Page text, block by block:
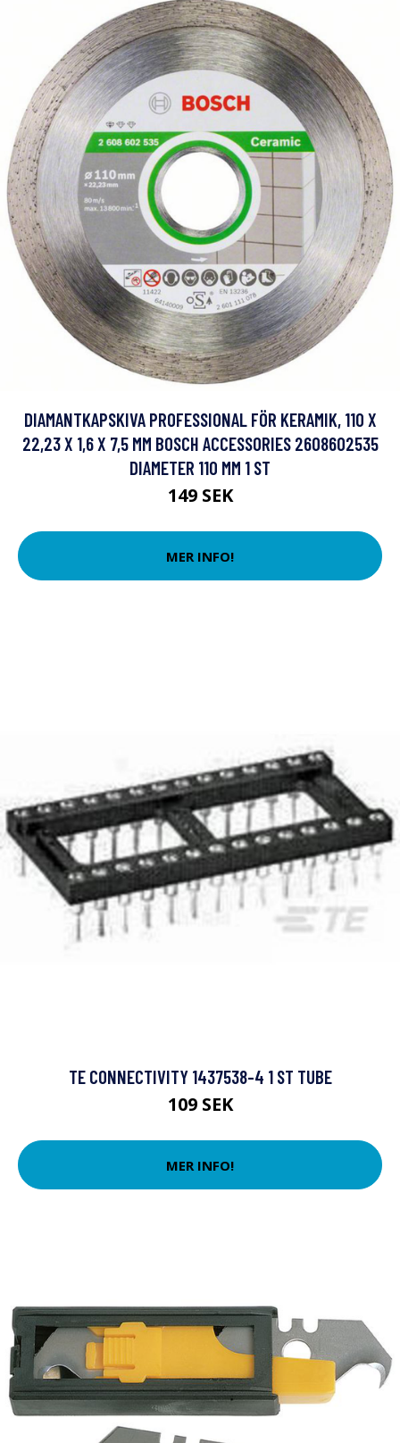
DIAMANTKAPSKIVA PROFESSIONAL FÖR KERAMIK, 110 X
22,23 X 1,6 X 7,5 MM BOSCH ACCESSORIES 2608602535
DIAMETER 110 MM 1 ST
149 SEK
MER INFO!
TE CONNECTIVITY 1437538-4 1 ST TUBE
109 SEK
MER INFO!